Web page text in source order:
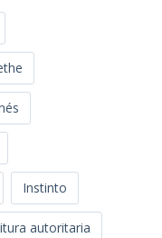
Instinto
autoritaria